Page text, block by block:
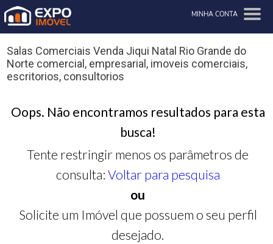
MINHA CONTA
Salas Comerciais Venda Jiqui Natal Rio Grande do
Norte comercial, empresarial, imoveis comerciais,
escritorios, consultorios
Oops. Não encontramos resultados para esta
busca!
Tente restringir menos os parâmetros de
consulta: Voltar para pesquisa
ou
Solicite um Imóvel que possuem o seu perfil
desejado.